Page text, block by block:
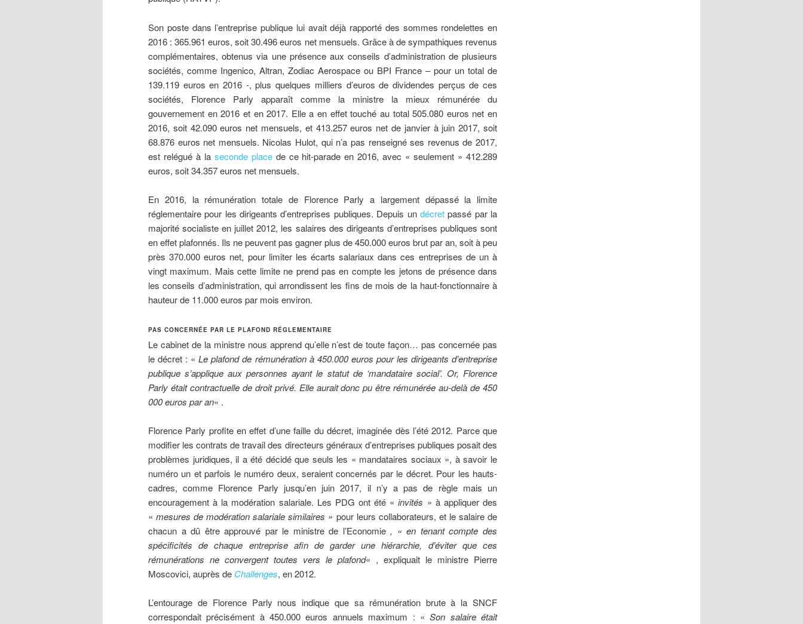
Son poste dans l’entreprise publique lui avait déjà rapporté des sommes rondelettes en
2016 : 365.961 euros, soit 30.496 euros net mensuels. Grâce à de sympathiques revenus
complémentaires, obtenus via une présence aux conseils d’administration de plusieurs
sociétés, comme Ingenico, Altran, Zodiac Aerospace ou BPI France – pour un total de
139.119 euros en 2016 -, plus quelques milliers d’euros de dividendes perçus de ces
sociétés, Florence Parly apparaît comme la ministre la mieux rémunérée du
gouvernement en 2016 et en 2017. Elle a en effet touché au total 505.080 euros net en
2016, soit 42.090 euros net mensuels, et 413.257 euros net de janvier à juin 2017, soit
68.876 euros net mensuels. Nicolas Hulot, qui n’a pas renseigné ses revenus de 2017,
est relégué à la seconde placede ce hit-parade en 2016, avec « seulement » 412.289
euros, soit 34.357 euros net mensuels.
En 2016, la rémunération totale de Florence Parly a largement dépassé la limite
réglementaire pour les dirigeants d’entreprises publiques. Depuis un décretpassé par la
majorité socialiste en juillet 2012, les salaires des dirigeants d’entreprises publiques sont
en effet plafonnés. Ils ne peuvent pas gagner plus de 450.000 euros brut par an, soit à peu
près 370.000 euros net, pour limiter les écarts salariaux dans ces entreprises de un à
vingt maximum. Mais cette limite ne prend pas en compte les jetons de présence dans
les conseils d’administration, qui arrondissent les fins de mois de la haut-fonctionnaire à
hauteur de 11.000 euros par mois environ.
PAS CONCERNÉE PAR LE PLAFOND RÉGLEMENTAIRE
Le cabinet de la ministre nous apprend qu’elle n’est de toute façon… pas concernée pas
le décret : «Le plafond de rémunération à 450.000 euros pour les dirigeants d’entreprise
publique s’applique aux personnes ayant le statut de ‘mandataire social’. Or, Florence
Parly était contractuelle de droit privé. Elle aurait donc pu être rémunérée au-delà de 450
000 euros par an« .
Florence Parly profite en effet d’une faille du décret, imaginée dès l’été 2012. Parce que
modifier les contrats de travail des directeurs généraux d’entreprises publiques posait des
problèmes juridiques, il a été décidé que seuls les « mandataires sociaux », à savoir le
numéro un et parfois le numéro deux, seraient concernés par le décret. Pour les hauts-
cadres, comme Florence Parly jusqu’en juin 2017, il n’y a pas de règle mais un
encouragement à la modération salariale. Les PDG ont été «invités » à appliquer des
«mesures de modération salariale similaires » pour leurs collaborateurs, et le salaire de
chacun a dû être approuvé par le ministre de l’Economie , « en tenant compte des
spécificités de chaque entreprise afin de garder une hiérarchie, d’éviter que ces
rémunérations ne convergent toutes vers le plafond« , expliquait le ministre Pierre
Moscovici, auprès de Challenges, en 2012.
L’entourage de Florence Parly nous indique que sa rémunération brute à la SNCF
correspondait précisément à 450.000 euros annuels maximum : «Son salaire était